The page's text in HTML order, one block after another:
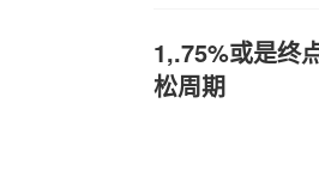
1,.75%或是终
松周期